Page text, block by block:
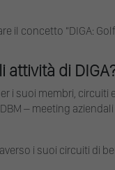
il concetto “DIGA:
attività di
i suoi membri,
– meeting
i suoi circuiti di